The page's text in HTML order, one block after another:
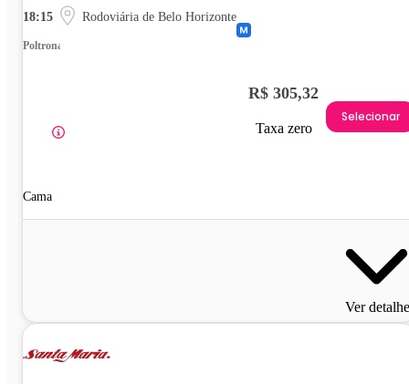
18:15 Rodoviária de Belo Horizonte
Poltrona
Cama
R$ 305,32
Taxa zero
Selecionar
Ver